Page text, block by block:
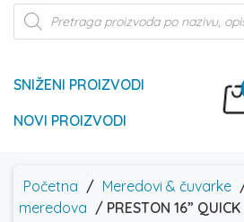
Products
search
SNIŽENI PROIZVODI
NOVI PROIZVODI
Početna / Meredovi & čuvarke
meredova / PRESTON 16”